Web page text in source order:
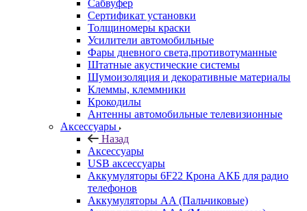
Сабвуфер
Сертификат установки
Толщиномеры краски
Усилители автомобильные
Фары дневного света,противотуманные
Штатные акустические системы
Шумоизоляция и декоративные материалы
Клеммы, клеммники
Крокодилы
Антенны автомобильные телевизионные
Аксессуары
Назад
Аксессуары
USB аксессуары
Аккумуляторы 6F22 Крона АКБ для радио
телефонов
Аккумуляторы AA (Пальчиковые)